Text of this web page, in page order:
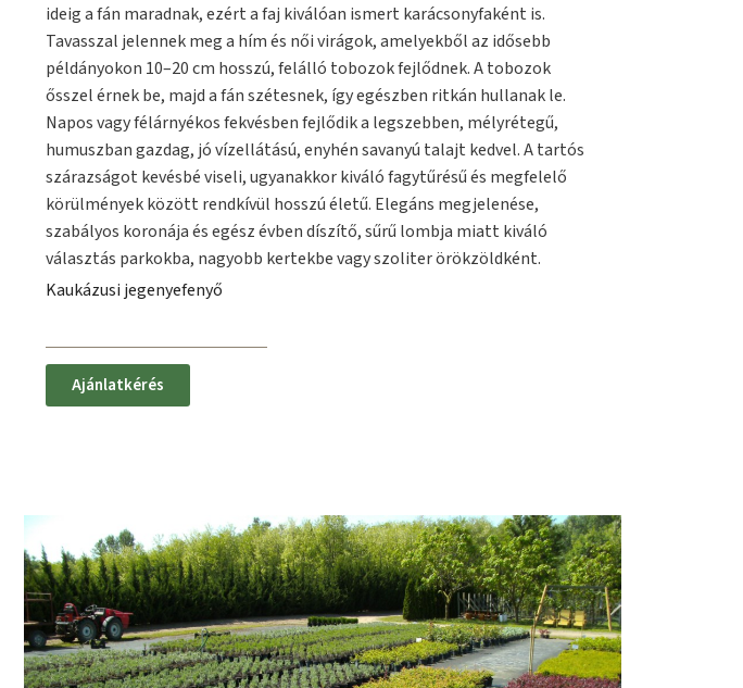
ideig a fán maradnak, ezért a faj kiválóan ismert karácsonyfaként is.
Tavasszal jelennek meg a hím és női virágok, amelyekből az idősebb
példányokon 10–20 cm hosszú, felálló tobozok fejlődnek. A tobozok
ősszel érnek be, majd a fán szétesnek, így egészben ritkán hullanak le.
Napos vagy félárnyékos fekvésben fejlődik a legszebben, mélyrétegű,
humuszban gazdag, jó vízellátású, enyhén savanyú talajt kedvel. A tartós
szárazságot kevésbé viseli, ugyanakkor kiváló fagytűrésű és megfelelő
körülmények között rendkívül hosszú életű. Elegáns megjelenése,
szabályos koronája és egész évben díszítő, sűrű lombja miatt kiváló
választás parkokba, nagyobb kertekbe vagy szoliter örökzöldként.
Kaukázusi jegenyefenyő
Ajánlatkérés